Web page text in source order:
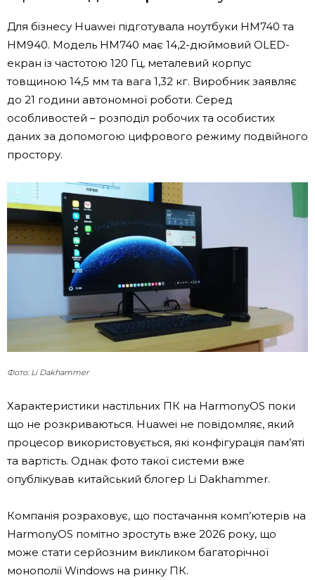
Для бізнесу Huawei підготувала ноутбуки HM740 та
HM940. Модель HM740 має 14,2-дюймовий OLED-
екран із частотою 120 Гц, металевий корпус
товщиною 14,5 мм та вага 1,32 кг. Виробник заявляє
до 21 години автономної роботи. Серед
особливостей – розподіл робочих та особистих
даних за допомогою цифрового режиму подвійного
простору.
Фото: Li Dakhammer
Характеристики настільних ПК на HarmonyOS поки
що не розкриваються. Huawei не повідомляє, який
процесор використовується, які конфігурація пам’яті
та вартість. Однак фото такої системи вже
опублікував китайський блогер Li Dakhammer.
Компанія розраховує, що постачання комп’ютерів на
HarmonyOS помітно зростуть вже 2026 року, що
може стати серйозним викликом багаторічної
монополії Windows на ринку ПК.